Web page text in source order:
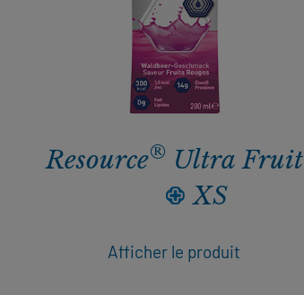
Resource® Ultra Fruit​
Afficher le produit